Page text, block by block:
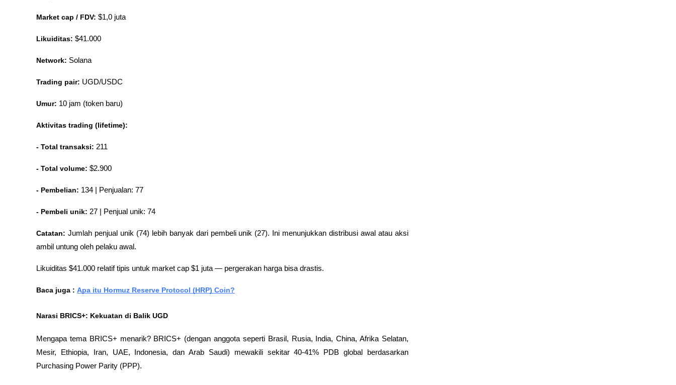
Market cap / FDV: $1,0 juta
Likuiditas: $41.000
Network: Solana
Trading pair: UGD/USDC
Umur: 10 jam (token baru)
Aktivitas trading (lifetime):
- Total transaksi: 211
- Total volume: $2.900
- Pembelian: 134 | Penjualan: 77
- Pembeli unik: 27 | Penjual unik: 74
Catatan: Jumlah penjual unik (74) lebih banyak dari pembeli unik (27). Ini menunjukkan distribusi awal atau aksi
ambil untung oleh pelaku awal.
Likuiditas $41.000 relatif tipis untuk market cap $1 juta — pergerakan harga bisa drastis.
Baca juga : Apa itu Hormuz Reserve Protocol (HRP) Coin?
Narasi BRICS+: Kekuatan di Balik UGD
Mengapa tema BRICS+ menarik? BRICS+ (dengan anggota seperti Brasil, Rusia, India, China, Afrika Selatan,
Mesir, Ethiopia, Iran, UAE, Indonesia, dan Arab Saudi) mewakili sekitar 40-41% PDB global berdasarkan
Purchasing Power Parity (PPP).